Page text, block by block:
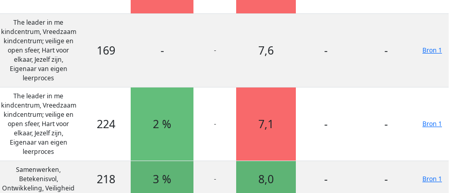
The leader in me
kindcentrum, Vreedzaam
kindcentrum; veilige en
open sfeer, Hart voor
elkaar, Jezelf zijn,
Eigenaar van eigen
leerproces
169 - - 7,6 - - Bron 1
The leader in me
kindcentrum, Vreedzaam
kindcentrum; veilige en
open sfeer, Hart voor
elkaar, Jezelf zijn,
Eigenaar van eigen
leerproces
224 2 % - 7,1 - - Bron 1
Samenwerken,
Betekenisvol,
Ontwikkeling, Veiligheid
218 3 % - 8,0 - - Bron 1